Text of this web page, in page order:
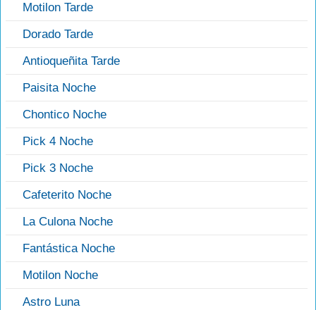
Motilon Tarde
Dorado Tarde
Antioqueñita Tarde
Paisita Noche
Chontico Noche
Pick 4 Noche
Pick 3 Noche
Cafeterito Noche
La Culona Noche
Fantástica Noche
Motilon Noche
Astro Luna